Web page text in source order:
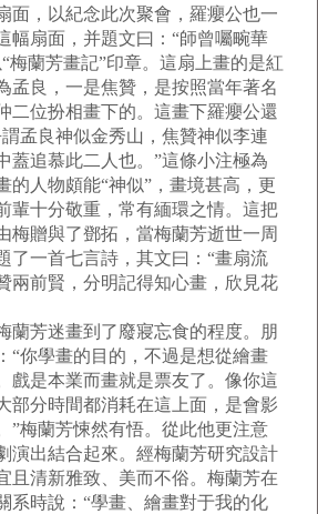
面，以紀念此次聚會，羅癭公也一
幅扇面，并題文曰：“師曾囑畹華
梅蘭芳畫記”印章。這扇上畫的是紅
孟良，一是焦贊，是按照當年著名
二位扮相畫下的。這畫下羅癭公還
孟良神似金秀山，焦贊神似李連
蓋追慕此二人也。”這條小注極為
的人物頗能“神似”，畫境甚高，更
輩十分敬重，常有緬環之情。這把
梅贈與了鄧拓，當梅蘭芳逝世一周
了一首七言詩，其文曰：“畫扇流
兩前賢，分明記得知心畫，欣見花
芳迷畫到了廢寢忘食的程度。朋
“你學畫的目的，不過是想從繪畫
戲是本業而畫就是票友了。像你這
部分時間都消耗在這上面，是會影
”梅蘭芳悚然有悟。從此他更注意
演出結合起來。經梅蘭芳研究設計
且清新雅致、美而不俗。梅蘭芳在
系時說：“學畫、繪畫對于我的化